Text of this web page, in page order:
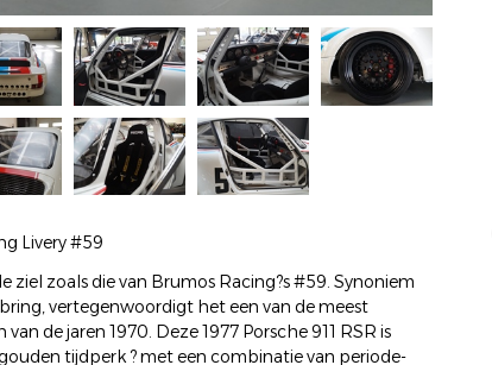
Livery #59
ziel zoals die van Brumos Racing?s #59. Synoniem
vertegenwoordigt het een van de meest
de jaren 1970. Deze 1977 Porsche 911 RSR is
tijdperk ? met een combinatie van periode-